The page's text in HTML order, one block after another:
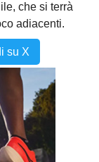
che si terrà
adiacenti.
su X